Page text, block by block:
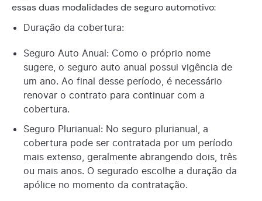
essas duas modalidades de seguro automotivo:
Duração da cobertura:
Seguro Auto Anual: Como o próprio nome
sugere, o seguro auto anual possui vigência de
um ano. Ao final desse período, é necessário
renovar o contrato para continuar com a
cobertura.
Seguro Plurianual: No seguro plurianual, a
cobertura pode ser contratada por um período
mais extenso, geralmente abrangendo dois, três
ou mais anos. O segurado escolhe a duração da
apólice no momento da contratação.